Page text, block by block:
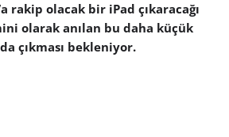
rakip olacak bir iPad çıkaracağı
olarak anılan bu daha küçük
çıkması bekleniyor.